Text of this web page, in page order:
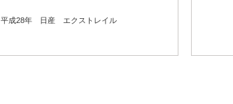
平成28年 日産 エクストレイル